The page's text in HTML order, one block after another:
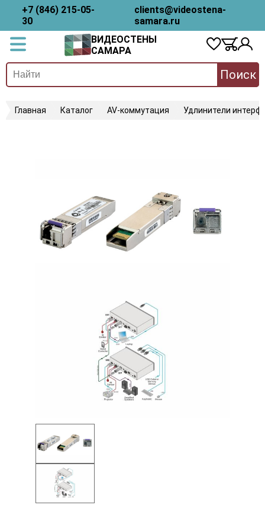
+7 (846) 215-05-
30
clients@videostena-
samara.ru
ВИДЕОСТЕНЫ
САМАРА
Поиск
Главная Каталог AV-коммутация Удлинители